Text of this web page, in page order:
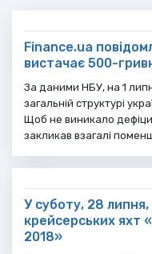
Finance.ua
вистачає 500-
За даними НБУ, на 1
загальній структурі
Щоб не виникало
закликав взагалі
У суботу, 28
крейсерських яхт
2018»